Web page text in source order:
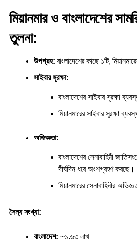
মিয়ানমার ও বাংলাদেশের
তুলনা:
উপগ্রহ: বাংলাদেশের কাছে ১টি,
সাইবার সুরক্ষা:
বাংলাদেশের সাইবার সুরক্ষা
মিয়ানমারের সাইবার সুরক্ষা
অভিজ্ঞতা:
বাংলাদেশের সেনাবাহিনী
দীর্ঘদিন ধরে অংশগ্রহণ করছে।
মিয়ানমারের সেনাবাহিনীর
সৈন্য সংখ্যা:
বাংলাদেশ: ~১.৬৩ লাখ